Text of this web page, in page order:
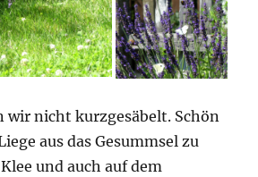
wir nicht kurzgesäbelt. Schön
aus das Gesummsel zu
und auch auf dem